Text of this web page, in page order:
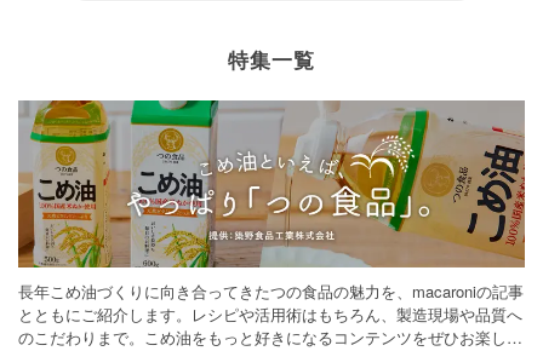
特集一覧
長年こめ油づくりに向き合ってきたつの食品の魅力を、macaroniの記事
とともにご紹介します。レシピや活用術はもちろん、製造現場や品質へ
のこだわりまで。こめ油をもっと好きになるコンテンツをぜひお楽しみ